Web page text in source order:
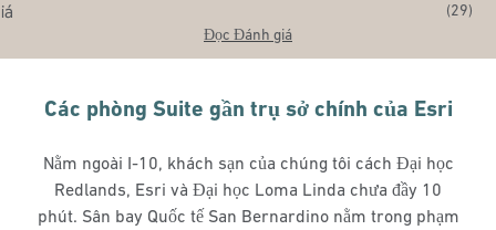
(29)
Đọc Đánh giá
Các phòng Suite gần trụ sở chính của Esri
Nằm ngoài I-10, khách sạn của chúng tôi cách Đại học
Redlands, Esri và Đại học Loma Linda chưa đầy 10
phút. Sân bay Quốc tế San Bernardino nằm trong phạm